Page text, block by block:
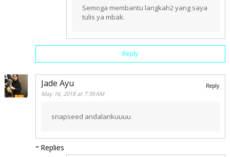
Semoga membantu langkah2 yang saya
tulis ya mbak.
Reply
Jade Ayu
May 16, 2018 at 7:39 AM
snapseed andalankuuuu
Reply
Replies